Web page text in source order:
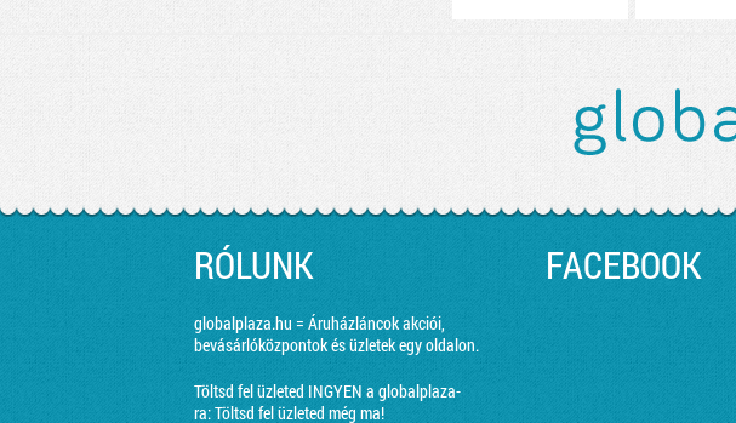
RÓLUNK
globalplaza.hu = Áruházláncok akciói,
bevásárlóközpontok és üzletek egy oldalon.
Töltsd fel üzleted INGYEN a globalplaza-
ra:Töltsd fel üzleted még ma!
FACEBOOK